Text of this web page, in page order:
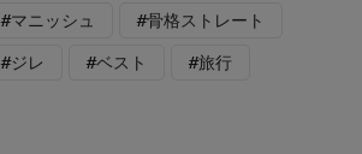
#マニッシュ #骨格ストレート
#ジレ #ベスト #旅行